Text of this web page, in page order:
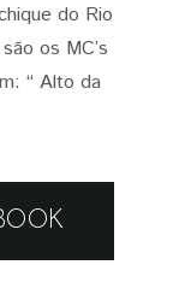
do Rio
os MC’s
“ Alto da